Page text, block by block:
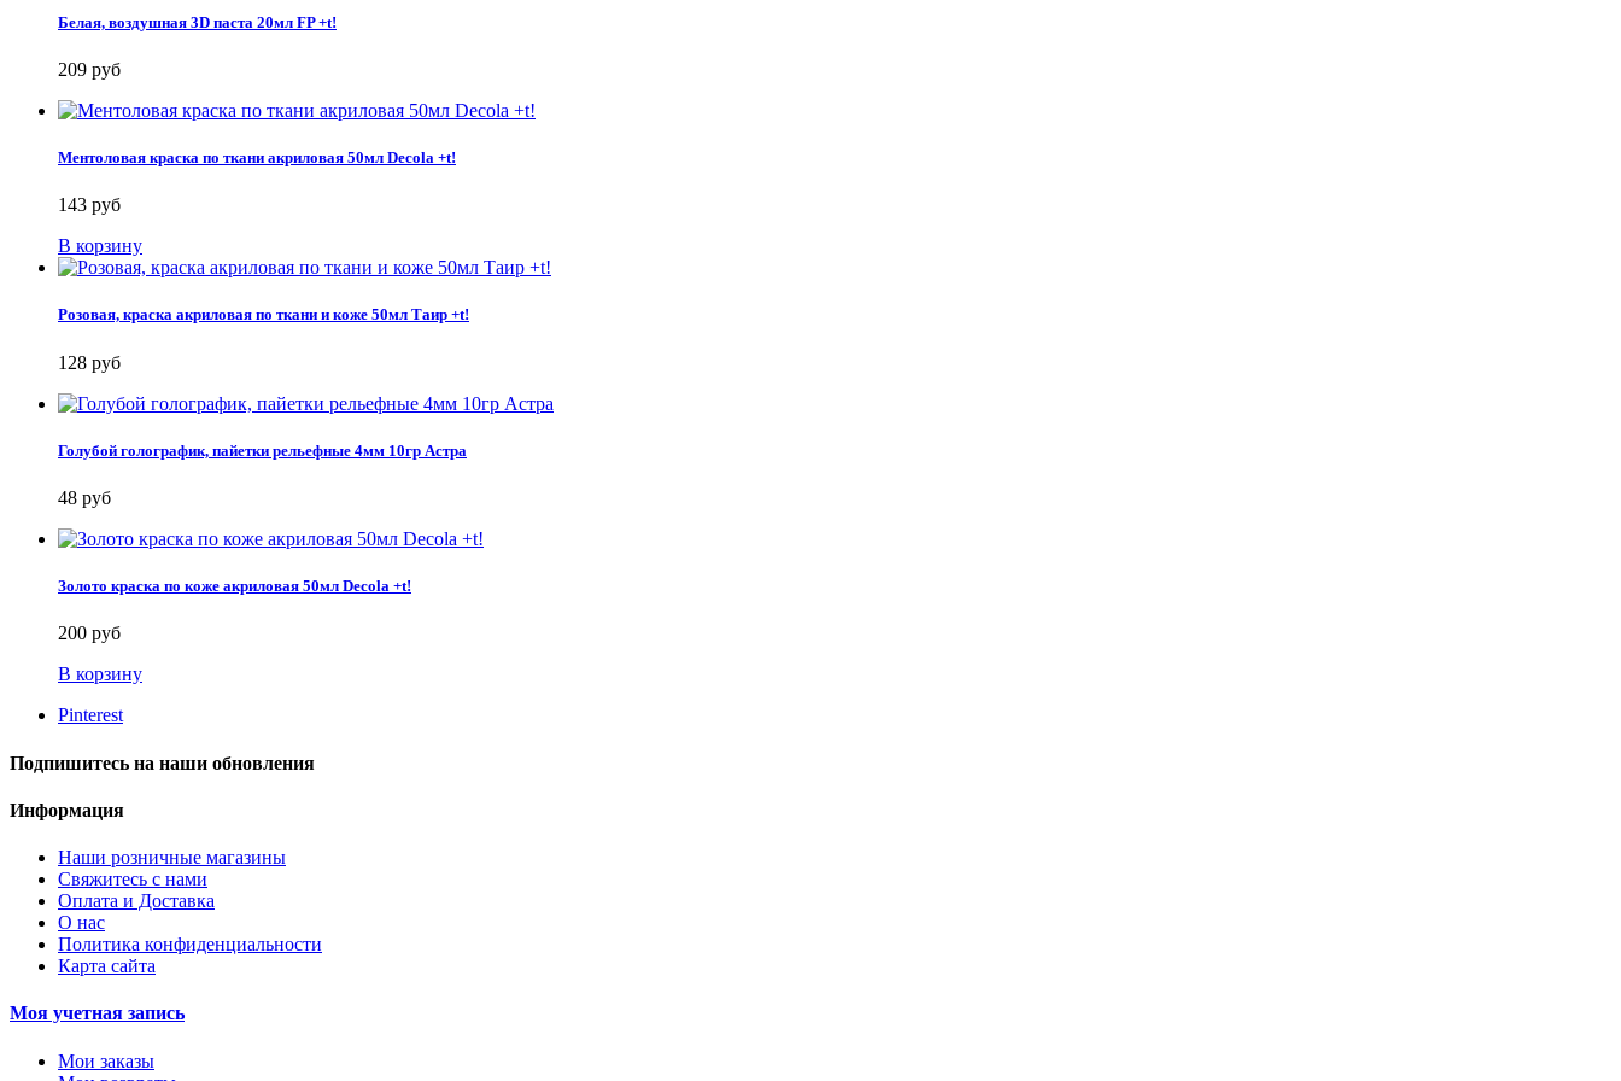
Белая, воздушная 3D паста 20мл FP +t!
209 руб
Ментоловая краска по ткани акриловая 50мл Decola +t!
143 руб
В корзину
Розовая, краска акриловая по ткани и коже 50мл Таир +t!
128 руб
Голубой голографик, пайетки рельефные 4мм 10гр Астра
48 руб
Золото краска по коже акриловая 50мл Decola +t!
200 руб
В корзину
Pinterest
Подпишитесь на наши обновления
Информация
Наши розничные магазины
Свяжитесь с нами
Оплата и Доставка
О нас
Политика конфиденциальности
Карта сайта
Моя учетная запись
Мои заказы